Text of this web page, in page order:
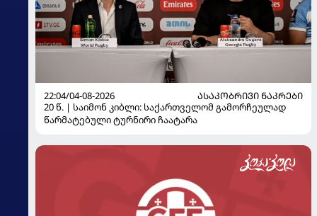
22:04/04-08-2026
ᲐᲡᲐᲙᲝᲑᲠᲘᲕᲘ ᲜᲐᲙᲠᲔᲑᲘ
20 წ. | საიმონ კიბლი: საქართველომ გამორჩეულად
წარმატებული ტურნირი ჩაატარა